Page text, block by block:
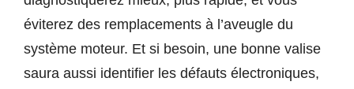
éviterez des remplacements à l’aveugle du
système moteur. Et si besoin, une bonne valise
saura aussi identifier les défauts électroniques,